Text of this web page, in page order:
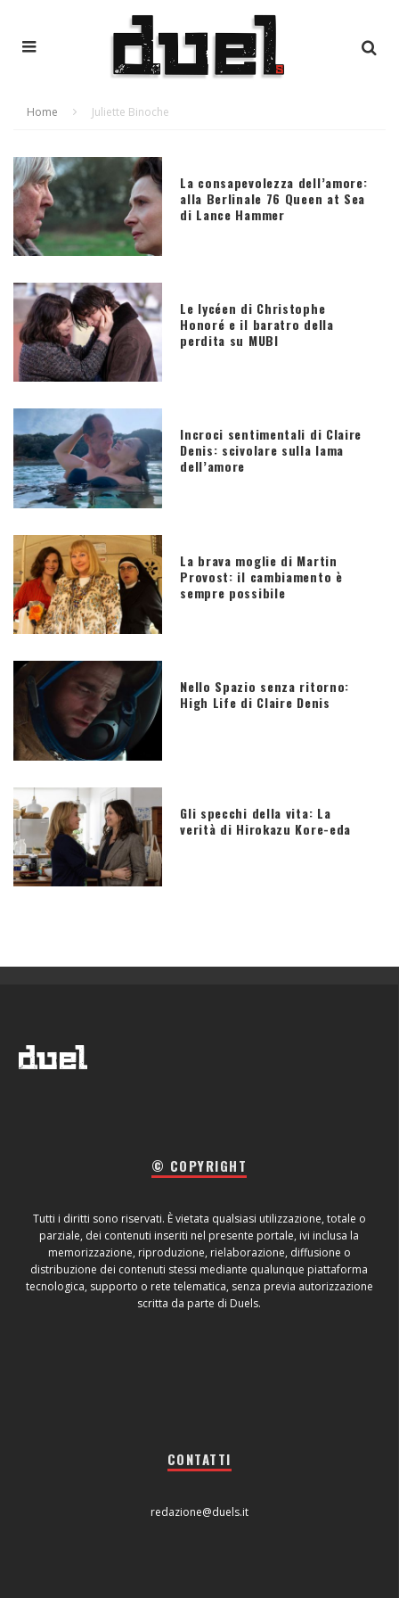
Home Juliette Binoche
La consapevolezza dell’amore:
alla Berlinale 76 Queen at Sea
di Lance Hammer
Le lycéen di Christophe
Honoré e il baratro della
perdita su MUBI
Incroci sentimentali di Claire
Denis: scivolare sulla lama
dell’amore
La brava moglie di Martin
Provost: il cambiamento è
sempre possibile
Nello Spazio senza ritorno:
High Life di Claire Denis
Gli specchi della vita: La
verità di Hirokazu Kore-eda
© COPYRIGHT
Tutti i diritti sono riservati. È vietata qualsiasi utilizzazione, totale o
parziale, dei contenuti inseriti nel presente portale, ivi inclusa la
memorizzazione, riproduzione, rielaborazione, diffusione o
distribuzione dei contenuti stessi mediante qualunque piattaforma
tecnologica, supporto o rete telematica, senza previa autorizzazione
scritta da parte di Duels.
CONTATTI
redazione@duels.it